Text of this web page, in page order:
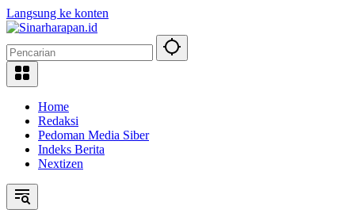
Langsung ke konten
Home
Redaksi
Pedoman Media Siber
Indeks Berita
Nextizen